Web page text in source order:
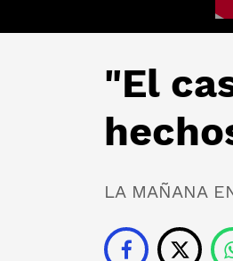
"El
LA MAÑANA